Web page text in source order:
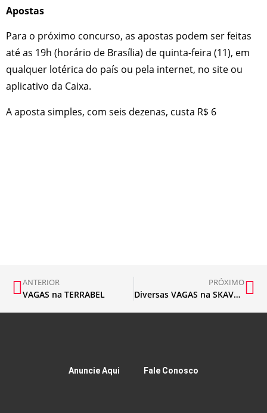
Apostas
Para o próximo concurso, as apostas podem ser feitas
até as 19h (horário de Brasília) de quinta-feira (11), em
qualquer lotérica do país ou pela internet, no site ou
aplicativo da Caixa.
A aposta simples, com seis dezenas, custa R$ 6
ANTERIOR
VAGAS na TERRABEL
PRÓXIMO
Diversas VAGAS na SKAVA para Mariana
Anuncie Aqui Fale Conosco